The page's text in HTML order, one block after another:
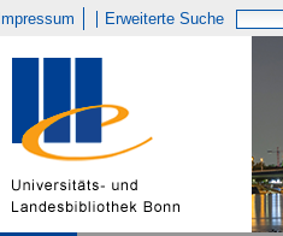
Impressum Erweiterte Suche